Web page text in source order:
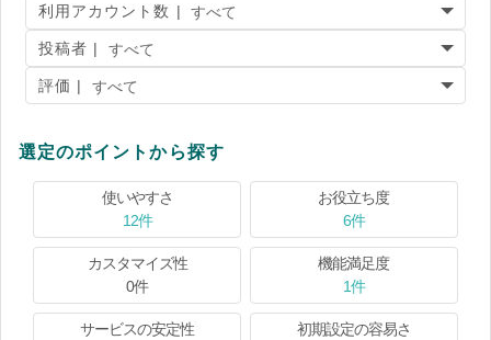
利用アカウント数 |
投稿者 |
評価 |
選定のポイントから探す
使いやすさ
12件
お役立ち度
6件
カスタマイズ性
0件
機能満足度
1件
サービスの安定性
初期設定の容易さ